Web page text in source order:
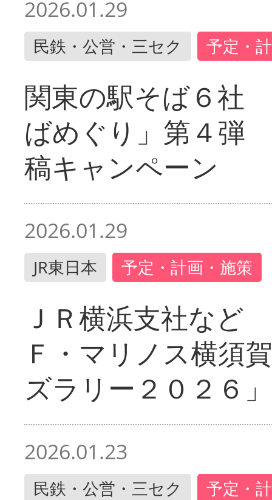
2026.01.29
民鉄・公営・三セク 予定・
関東の駅そば６社
ばめぐり」第４弾
稿キャンペーン
2026.01.29
JR東日本 予定・計画・施策
ＪＲ横浜支社など
Ｆ・マリノス横須
ズラリー２０２６」
2026.01.23
民鉄・公営・三セク 予定・